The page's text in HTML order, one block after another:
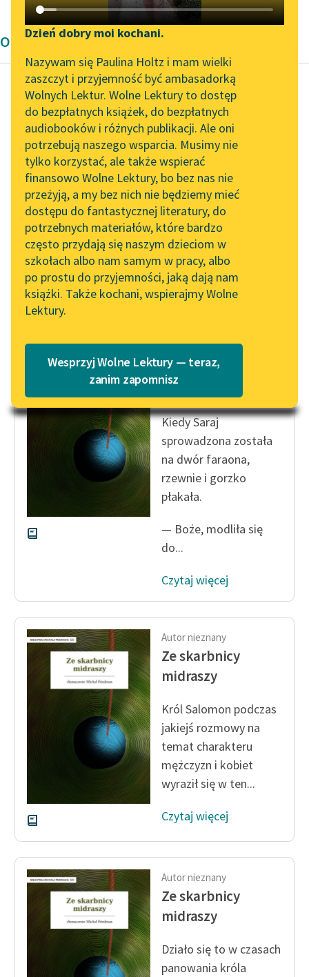
Katalog DAISY
Podkasty o książkach
Zgłoś brak utworu
Aktualności
Spotkanie z Katarzyną
Tunkiel w Oslo
Wolne Lektury na 32.
Pol’and’Rock Festivalu
„Kochanek Lady
Chatterley” do słuchania
na Wolnych Lekturach
Nowy audiobook –
„Marzenie o Oriencie”
Sophie Elkan
Kolekcja Nadwyraz.com x
Wolne Lektury – idealna na
Lektury szkolne i klasyka
literatury do słuchania dla
uczennic i uczniów z
niepełnosprawnościami
słuchania dla uczennic i
uczniów z
Popularyzacja
skandynawskiej literatury
feministycznej
Ręce pełne poezji
Kolekcje edukacyjne
twórców przechodzących
do domeny publicznej,
lektur szkolnych oraz
Starego Testamentu
Szkoła Poezji Wolnych
Lektur
Narzędzia
Mapa Wolnych Lektur
Leśmianator
Przewodnik dla piszących i
czytających
API
OAI-PMH
Widget Wolnych Lektur
Przypisy
Katalog w formacie PDF
O nas
Kontakt
Dzień dobry moi kochani.
Nazywam się Paulina Holtz i mam wielki
zaszczyt i przyjemność być ambasadorką
Wolnych Lektur. Wolne Lektury to dostęp
do bezpłatnych książek, do bezpłatnych
audiobooków i różnych publikacji. Ale oni
potrzebują naszego wsparcia. Musimy nie
tylko korzystać, ale także wspierać
finansowo Wolne Lektury, bo bez nas nie
przeżyją, a my bez nich nie będziemy mieć
dostępu do fantastycznej literatury, do
potrzebnych materiałów, które bardzo
często przydają się naszym dzieciom w
szkołach albo nam samym w pracy, albo
po prostu do przyjemności, jaką dają nam
książki. Także kochani, wspierajmy Wolne
Lektury.
Wesprzyj Wolne Lektury — teraz,
zanim zapomnisz
Opowiadanie i Baśń
Autor nieznany
Ze skarbnicy
midraszy
W mieście Sydon
mieszkało pewne
małżeństwo. Dziesięć
lat minęło od ich ślubu.
Byli szczęśliwi. Jedna...
Czytaj więcej
Ze skarbnicy
midraszy
Kiedy Saraj
sprowadzona została
na dwór faraona,
rzewnie i gorzko
płakała.
— Boże, modliła się
do...
Czytaj więcej
Autor nieznany
Ze skarbnicy
midraszy
Król Salomon podczas
jakiejś rozmowy na
temat charakteru
mężczyzn i kobiet
wyraził się w ten...
Czytaj więcej
Autor nieznany
Ze skarbnicy
midraszy
Działo się to w czasach
panowania króla